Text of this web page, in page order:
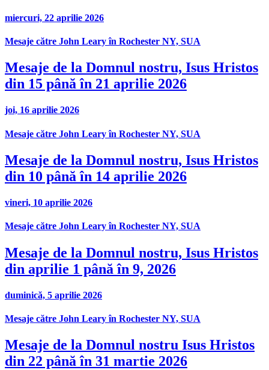
miercuri, 22 aprilie 2026
Mesaje către John Leary în Rochester NY, SUA
Mesaje de la Domnul nostru, Isus Hristos
din 15 până în 21 aprilie 2026
joi, 16 aprilie 2026
Mesaje către John Leary în Rochester NY, SUA
Mesaje de la Domnul nostru, Isus Hristos
din 10 până în 14 aprilie 2026
vineri, 10 aprilie 2026
Mesaje către John Leary în Rochester NY, SUA
Mesaje de la Domnul nostru, Isus Hristos
din aprilie 1 până în 9, 2026
duminică, 5 aprilie 2026
Mesaje către John Leary în Rochester NY, SUA
Mesaje de la Domnul nostru Isus Hristos
din 22 până în 31 martie 2026